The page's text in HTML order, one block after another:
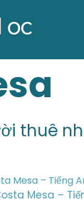
thuê
Mesa – Tiếng
Mesa –